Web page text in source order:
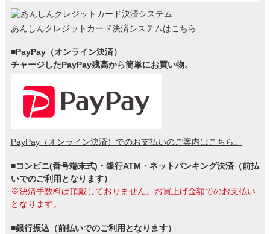
あんしんクレジットカード決済システムはこちら
■PayPay（オンライン決済）
チャージしたPayPay残高から簡単にお買い物。
PayPay（オンライン決済）でのお支払いのご案内はこちら。
■コンビニ(番号端末式)・銀行ATM・ネットバンキング決済（前払
いでのご利用となります）
※決済手数料は頂戴しておりません。お買上げ金額でのお支払い
となります。
■銀行振込（前払いでのご利用となります）